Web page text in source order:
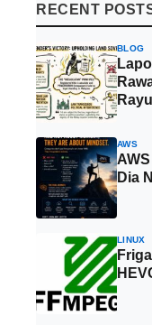
RECENT
BLOG
AWS
Dia
LINUX